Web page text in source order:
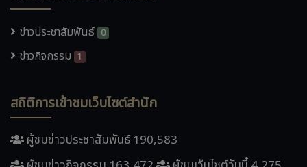
ข่าวประชาสัมพันธ์ 0
ข่าวกิจกรรม 1
สถิติการเข้าชมเว็บไซต์สำนัก
ผู้ชมข่าวประชาสัมพันธ์ 190,583